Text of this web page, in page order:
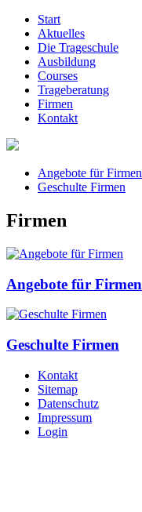
Start
Aktuelles
Die Trageschule
Ausbildung
Courses
Trageberatung
Firmen
Kontakt
Angebote für Firmen
Geschulte Firmen
Firmen
Angebote für Firmen
Geschulte Firmen
Kontakt
Sitemap
Datenschutz
Impressum
Login